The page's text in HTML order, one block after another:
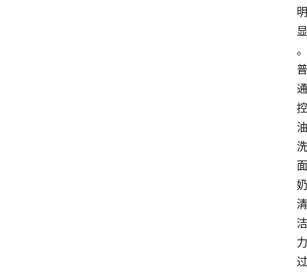
明
显
。
普
通
控
油
洗
面
奶
清
洁
力
过